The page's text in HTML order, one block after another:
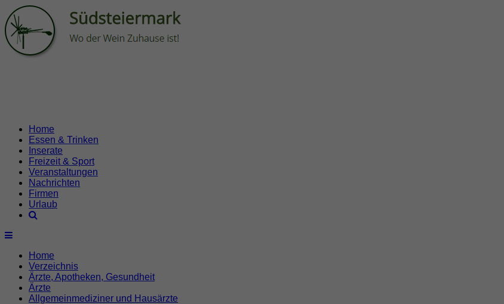
Home
Essen & Trinken
Inserate
Freizeit & Sport
Veranstaltungen
Nachrichten
Firmen
Urlaub
Home
Verzeichnis
Ärzte, Apotheken, Gesundheit
Ärzte
Allgemeinmediziner und Hausärzte